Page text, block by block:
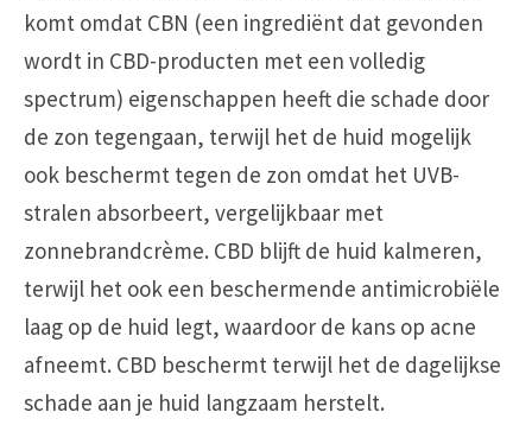
komt omdat CBN (een ingrediënt dat gevonden
wordt in CBD-producten met een volledig
spectrum) eigenschappen heeft die schade door
de zon tegengaan, terwijl het de huid mogelijk
ook beschermt tegen de zon omdat het UVB-
stralen absorbeert, vergelijkbaar met
zonnebrandcrème. CBD blijft de huid kalmeren,
terwijl het ook een beschermende antimicrobiële
laag op de huid legt, waardoor de kans op acne
afneemt. CBD beschermt terwijl het de dagelijkse
schade aan je huid langzaam herstelt.